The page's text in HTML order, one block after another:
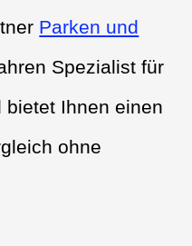
Parken und
Spezialist für
Ihnen einen
ohne